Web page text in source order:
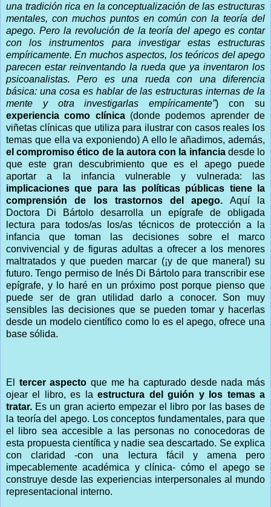
una tradición rica en la conceptualización de las estructuras
mentales, con muchos puntos en común con la teoría del
apego. Pero la revolución de la teoría del apego es contar
con los instrumentos para investigar estas estructuras
empíricamente. En muchos aspectos, los teóricos del apego
parecen estar reinventando la rueda que ya inventaron los
psicoanalistas. Pero es una rueda con una diferencia
básica: una cosa es hablar de las estructuras internas de la
mente y otra investigarlas empíricamente”) con su
experiencia como clínica(donde podemos aprender de
viñetas clínicas que utiliza para ilustrar con casos reales los
temas que ella va exponiendo) A ello le añadimos, además,
el compromiso ético de la autora con la infancia desde lo
que este gran descubrimiento que es el apego puede
aportar a la infancia vulnerable y vulnerada: las
implicaciones que para las políticas públicas tiene la
comprensión de los trastornos del apego. Aquí la
Doctora Di Bártolo desarrolla un epígrafe de obligada
lectura para todos/as los/as técnicos de protección a la
infancia que toman las decisiones sobre el marco
convivencial y de figuras adultas a ofrecer a los menores
maltratados y que pueden marcar (¡y de que manera!) su
futuro. Tengo permiso de Inés Di Bártolo para transcribir ese
epígrafe, y lo haré en un próximo post porque pienso que
puede ser de gran utilidad darlo a conocer. Son muy
sensibles las decisiones que se pueden tomar y hacerlas
desde un modelo científico como lo es el apego, ofrece una
base sólida.
El tercer aspecto que me ha capturado desde nada más
ojear el libro, es la estructura del guión y los temas a
tratar. Es un gran acierto empezar el libro por las bases de
la teoría del apego. Los conceptos fundamentales, para que
el libro sea accesible a las personas no conocedoras de
esta propuesta científica y nadie sea descartado. Se explica
con claridad -con una lectura fácil y amena pero
impecablemente académica y clínica- cómo el apego se
construye desde las experiencias interpersonales al mundo
representacional interno.